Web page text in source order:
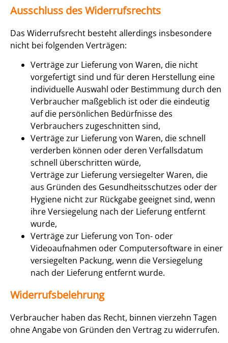
Ausschluss des Widerrufsrechts
Das Widerrufsrecht besteht allerdings insbesondere
nicht bei folgenden Verträgen:
Verträge zur Lieferung von Waren, die nicht
vorgefertigt sind und für deren Herstellung eine
individuelle Auswahl oder Bestimmung durch den
Verbraucher maßgeblich ist oder die eindeutig
auf die persönlichen Bedürfnisse des
Verbrauchers zugeschnitten sind,
Verträge zur Lieferung von Waren, die schnell
verderben können oder deren Verfallsdatum
schnell überschritten würde,
Verträge zur Lieferung versiegelter Waren, die
aus Gründen des Gesundheitsschutzes oder der
Hygiene nicht zur Rückgabe geeignet sind, wenn
ihre Versiegelung nach der Lieferung entfernt
wurde,
Verträge zur Lieferung von Ton- oder
Videoaufnahmen oder Computersoftware in einer
versiegelten Packung, wenn die Versiegelung
nach der Lieferung entfernt wurde.
Widerrufsbelehrung
Verbraucher haben das Recht, binnen vierzehn Tagen
ohne Angabe von Gründen den Vertrag zu widerrufen.